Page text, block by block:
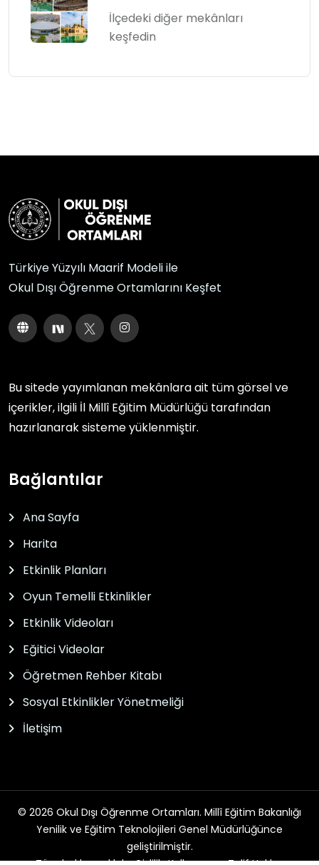
İlçedeki diğer mekânları
keşfedin
Türkiye Yüzyılı Maarif Modeli ile
Okul Dışı Öğrenme Ortamlarını Keşfet
Bu sitede yayımlanan mekânlara ait tüm görsel ve
içerikler, ilgili İl Millî Eğitim Müdürlüğü tarafından
hazırlanarak sisteme yüklenmiştir.
Bağlantılar
Ana Sayfa
Harita
Etkinlik Planları
Oyun Temelli Etkinlikler
Etkinlik Videoları
Eğitici Videolar
Öğretmen Rehber Kitabı
Sosyal Etkinlikler Yönetmeliği
İletişim
© 2026 Okul Dışı Öğrenme Ortamları. Millî Eğitim Bakanlığı
Yenilik ve Eğitim Teknolojileri Genel Müdürlüğünce
geliştirilmiştir.